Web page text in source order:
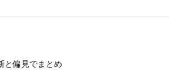
と偏見でまとめ